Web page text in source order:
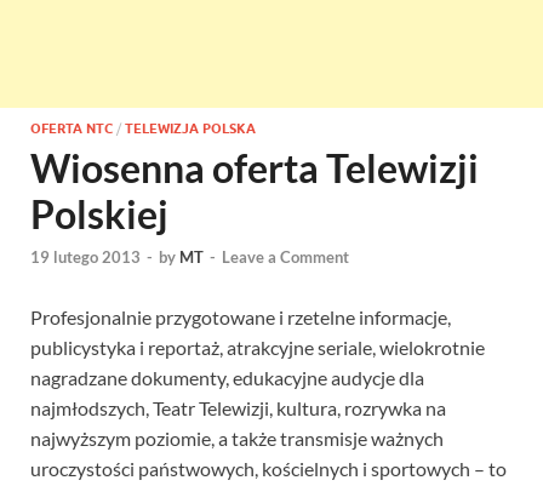
OFERTA NTC / TELEWIZJA POLSKA
Wiosenna oferta Telewizji
Polskiej
19 lutego 2013 - by MT - Leave a Comment
Profesjonalnie przygotowane i rzetelne informacje,
publicystyka i reportaż, atrakcyjne seriale, wielokrotnie
nagradzane dokumenty, edukacyjne audycje dla
najmłodszych, Teatr Telewizji, kultura, rozrywka na
najwyższym poziomie, a także transmisje ważnych
uroczystości państwowych, kościelnych i sportowych – to